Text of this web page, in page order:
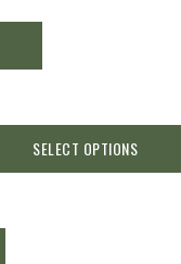
SELECT OPTIONS